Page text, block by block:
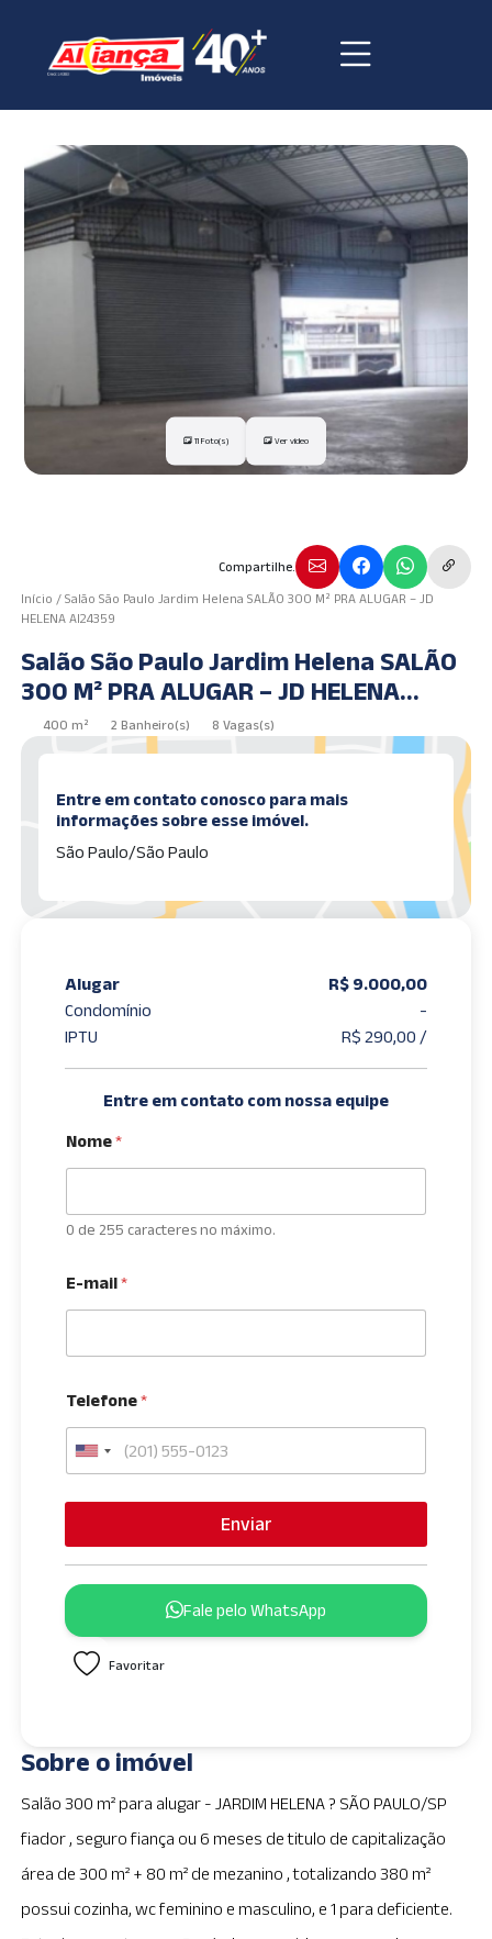
11 Foto(s) Ver vídeo
Compartilhe.
Início /Salão São Paulo Jardim Helena SALÃO 300 M² PRA ALUGAR – JD
HELENA AI24359
Salão São Paulo Jardim Helena SALÃO
300 M² PRA ALUGAR – JD HELENA
AI24359
400 m² 2 Banheiro(s) 8 Vagas(s)
Entre em contato conosco para mais
informações sobre esse imóvel.
São Paulo/São Paulo
Alugar
R$ 9.000,00
Condomínio
-
IPTU
R$ 290,00 /
Entre em contato com nossa equipe
Nome*
0 de 255 caracteres no máximo.
E-mail*
Telefone*
U
e
d
t
a
+
1
Enviar
Fale pelo WhatsApp
Favoritar
Sobre o imóvel
Salão 300 m² para alugar - JARDIM HELENA ? SÃO PAULO/SP
fiador , seguro fiança ou 6 meses de titulo de capitalização
área de 300 m² + 80 m² de mezanino , totalizando 380 m²
possui cozinha, wc feminino e masculino, e 1 para deficiente.